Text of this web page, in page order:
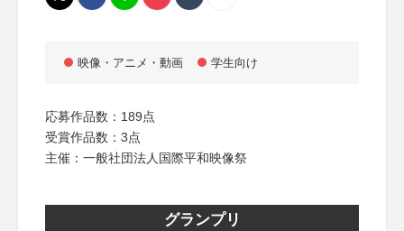
映像・アニメ・動画 学生向け
応募作品数：189点
受賞作品数：3点
主催：一般社団法人国際平和映像祭
グランプリ